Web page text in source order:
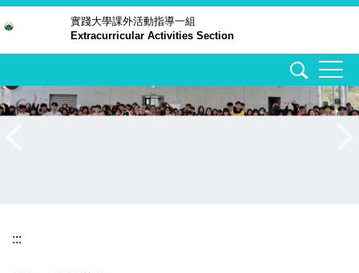
主
內
容
實踐大學課外活動指導一組
Extracurricular Activities Section
:::